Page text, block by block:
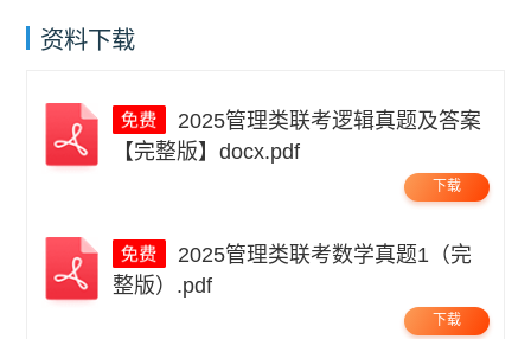
资料下载
【完整版】docx.pdf
下载
整版）.pdf
下载